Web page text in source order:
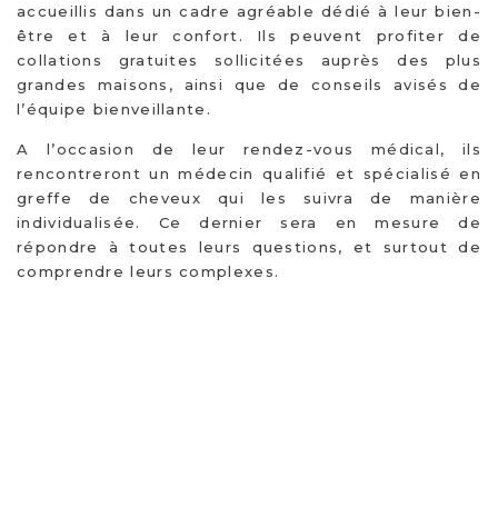
accueillis dans un cadre agréable dédié à leur bien-
être et à leur confort. Ils peuvent profiter de
collations gratuites sollicitées auprès des plus
grandes maisons, ainsi que de conseils avisés de
l’équipe bienveillante.
A l’occasion de leur rendez-vous médical, ils
rencontreront un médecin qualifié et spécialisé en
greffe de cheveux qui les suivra de manière
individualisée. Ce dernier sera en mesure de
répondre à toutes leurs questions, et surtout de
comprendre leurs complexes.